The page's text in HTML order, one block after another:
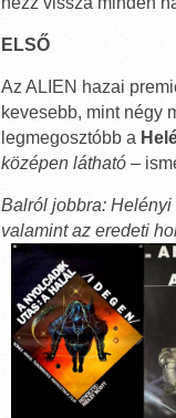
ELSŐ
Az ALIEN hazai
kevesebb, mint négy
legmegosztóbb a
középen látható–
Balról jobbra: Helényi
valamint az eredeti